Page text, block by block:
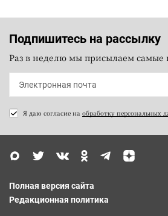
Подпишитесь на рассылку
Раз в неделю мы присылаем самые
Я даю согласие на обработку персональных
Полная версия сайта
Редакционная политика